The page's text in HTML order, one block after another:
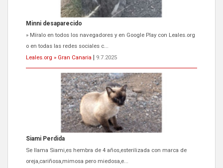
Minni desaparecido
» Míralo en todos los navegadores y en Google Play con Leales.org
o en todas las redes sociales c...
Leales.org » Gran Canaria
9.7.2025
Siami Perdida
Se llama Siami,es hembra de 4 años,esterilizada con marca de
oreja,cariñosa,mimosa pero miedosa,e...